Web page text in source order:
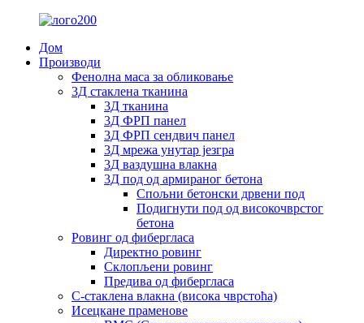
Дом
Производи
Фенолна маса за обликовање
3Д стаклена тканина
3Д тканина
3Д ФРП панел
3Д ФРП сендвич панел
3Д мрежа унутар језгра
3Д ваздушна влакна
3Д под од армираног бетона
Спољни бетонски дрвени под
Подигнути под од високочврстог
бетона
Ровинг од фибергласа
Директно ровинг
Склопљени ровинг
Предива од фибергласа
С-стаклена влакна (висока чврстоћа)
Исецкане праменове